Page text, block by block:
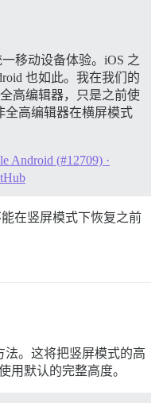
移动设备体验。iOS 之
也如此。我在我们的
高编辑器，只是之前使
全高编辑器在横屏模式
Android (#12709) ·
在竖屏模式下恢复之前
法。这将把竖屏模式的高
用默认的完整高度。